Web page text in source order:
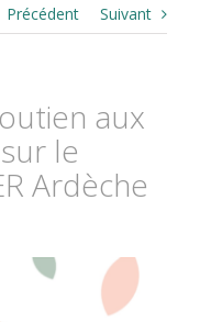
Précédent Suivant
aux
le
Ardèche